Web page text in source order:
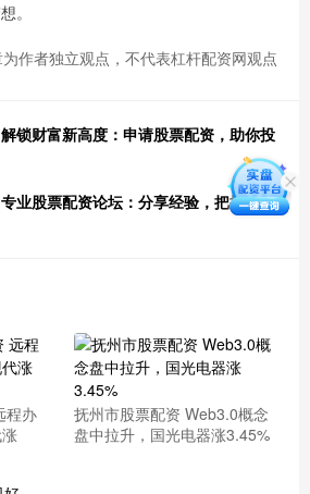
。
作者独立观点，不代表杠杆配资网观点
锁财富新高度：申请股票配资，助你投
业股票配资论坛：分享经验，把握投资
程办
抚州市股票配资 Web3.0概念
盘中拉升，国光电器涨3.45%